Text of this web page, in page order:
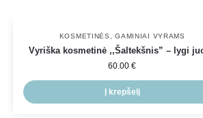
KOSMETINĖS ,GAMINIAI VYRAMS
Vyriška kosmetinė ,,Šaltekšnis” – lygi
60.00€
Į krepšelį